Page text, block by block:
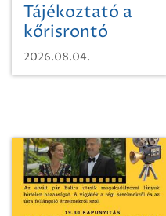
Tájékoztató a
kőrisrontó
karcsúdíszbogárról
2026.08.04.